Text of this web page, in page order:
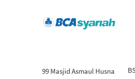
99 Masjid Asmaul Husna